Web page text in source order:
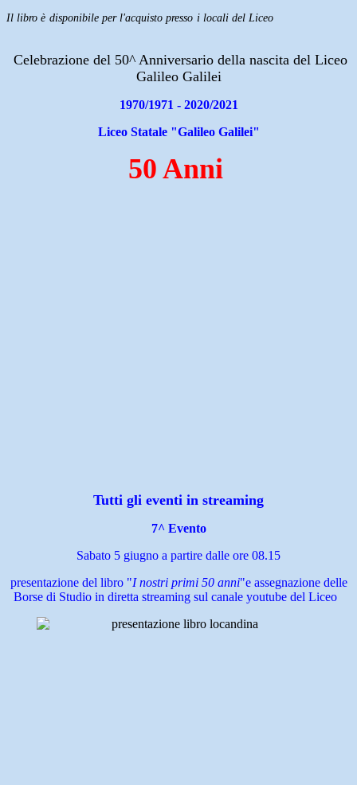
Il libro è disponibile per l'acquisto presso i locali del Liceo
Celebrazione del 50^ Anniversario della nascita del Liceo
Galileo Galilei
1970/1971 - 2020/2021
Liceo Statale "Galileo Galilei"
50 Anni
Tutti gli eventi in streaming
7^ Evento
Sabato 5 giugno a partire dalle ore 08.15
presentazione del libro "I nostri primi 50 anni"e assegnazione delle
Borse di Studio in diretta streaming sul canale youtube del Liceo